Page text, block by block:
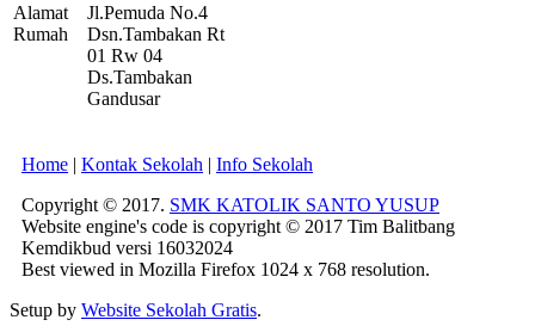
Alamat
Rumah
Jl.Pemuda No.4
Dsn.Tambakan Rt
01 Rw 04
Ds.Tambakan
Gandusar
Home | Kontak Sekolah | Info Sekolah
Copyright © 2017. SMK KATOLIK SANTO YUSUP
Website engine's code is copyright © 2017 Tim Balitbang
Kemdikbud versi 16032024
Best viewed in Mozilla Firefox 1024 x 768 resolution.
Setup by Website Sekolah Gratis.